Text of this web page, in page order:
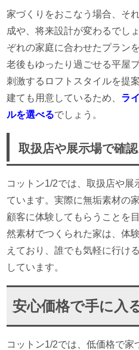
家づくりをおこなう場合、そ
成や、将来設計が変わるでし
ぞれの家庭に合わせたプラン
老後もゆったり過ごせる平屋
刺激するロフトスタイルを提
建ても用意しているため、 ラ
ルを選べるでしょう。
取扱店や展示場で確認
コットン1/2では、取扱店や
ています。実際に無垢素材の
顧客に体験してもらうことを
然素材でつくられた家は、体
えており、誰でも気軽に行け
しています。
安心価格で手に入
コットン1/2では、低価格で家